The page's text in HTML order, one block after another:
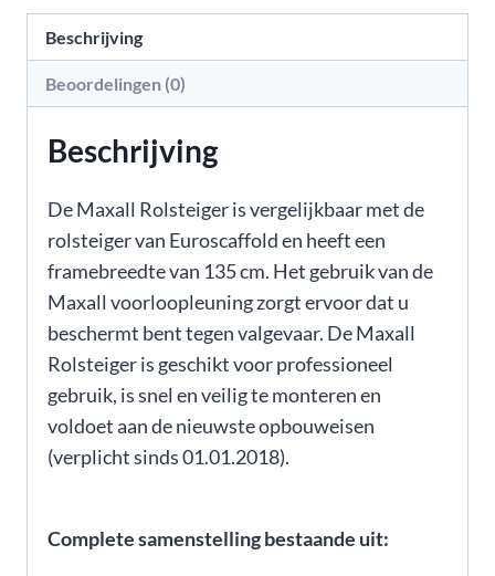
Beschrijving
Beoordelingen (0)
Beschrijving
De Maxall Rolsteiger is vergelijkbaar met de
rolsteiger van Euroscaffold en heeft een
framebreedte van 135 cm. Het gebruik van de
Maxall voorloopleuning zorgt ervoor dat u
beschermt bent tegen valgevaar. De Maxall
Rolsteiger is geschikt voor professioneel
gebruik, is snel en veilig te monteren en
voldoet aan de nieuwste opbouweisen
(verplicht sinds 01.01.2018).
Complete samenstelling bestaande uit: